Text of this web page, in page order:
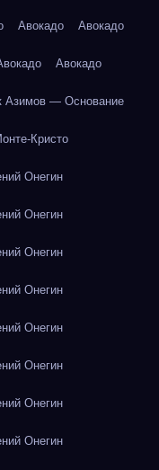
Авокадо Авокадо
Авокадо
Азимов — Основание
Кристо
Онегин
Онегин
Онегин
Онегин
Онегин
Онегин
Онегин
Онегин